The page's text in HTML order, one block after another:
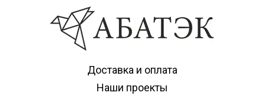
Доставка и оплата
Наши проекты